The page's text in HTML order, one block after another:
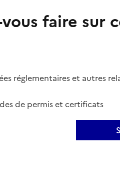
faire sur
réglementaires et autres
de permis et certificats